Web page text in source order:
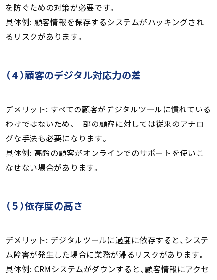
を防ぐための対策が必要です。
具体例: 顧客情報を保存するシステムがハッキングされ
るリスクがあります。
（４）顧客のデジタル対応力の差
デメリット: すべての顧客がデジタルツールに慣れている
わけではないため、一部の顧客に対しては従来のアナロ
グな手法も必要になります。
具体例: 高齢の顧客がオンラインでのサポートを使いこ
なせない場合があります。
（５）依存度の高さ
デメリット: デジタルツールに過度に依存すると、システ
ム障害が発生した場合に業務が滞るリスクがあります。
具体例: CRMシステムがダウンすると、顧客情報にアクセ